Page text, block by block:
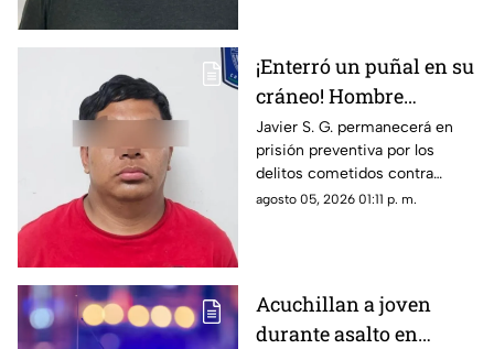
¡Enterró un puñal en su
cráneo! Hombre
secuestra y tortura
atrozmente a cuatro;
asesinan a uno en
Riberas del Bravo
Javier S. G. permanecerá en
prisión preventiva por los
delitos cometidos contra
cuatro personas en diciembre
agosto 05, 2026 01:11 p. m.
Acuchillan a joven
durante asalto en